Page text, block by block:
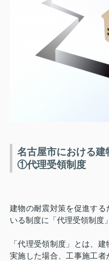
名古屋市における
①代理受領制度
建物の耐震対策を促進す
いる制度に「代理受領制度
「代理受領制度」とは、
実施した場合、工事施工